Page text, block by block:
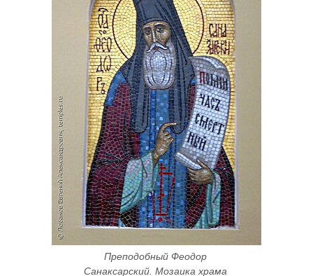
Преподобный Феодор
Санаксарский. Мозаика храма